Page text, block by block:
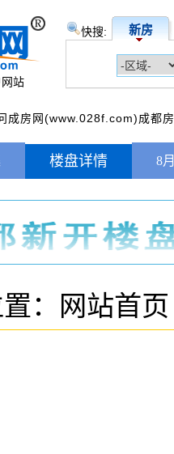
站
快搜: 新房
成房网(www.028f.com)成都
楼盘详情 8
： 网站首页